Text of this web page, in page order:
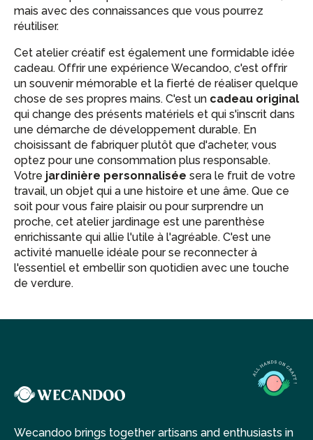
mais avec des connaissances que vous pourrez
réutiliser.
Cet atelier créatif est également une formidable idée
cadeau. Offrir une expérience Wecandoo, c'est offrir
un souvenir mémorable et la fierté de réaliser quelque
chose de ses propres mains. C'est un cadeau original
qui change des présents matériels et qui s'inscrit dans
une démarche de développement durable. En
choisissant de fabriquer plutôt que d'acheter, vous
optez pour une consommation plus responsable.
Votre jardinière personnalisée sera le fruit de votre
travail, un objet qui a une histoire et une âme. Que ce
soit pour vous faire plaisir ou pour surprendre un
proche, cet atelier jardinage est une parenthèse
enrichissante qui allie l'utile à l'agréable. C'est une
activité manuelle idéale pour se reconnecter à
l'essentiel et embellir son quotidien avec une touche
de verdure.
Wecandoo brings together artisans and enthusiasts in